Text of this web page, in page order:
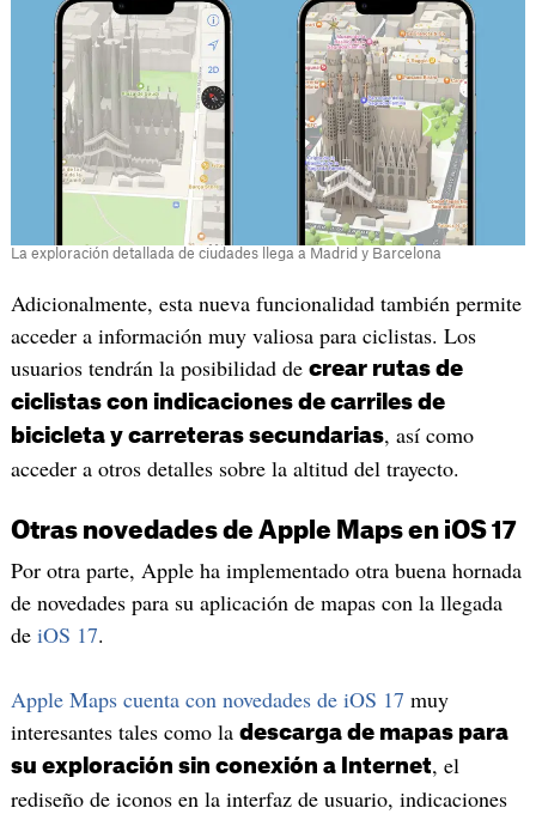
La exploración detallada de ciudades llega a Madrid y Barcelona
Adicionalmente, esta nueva funcionalidad también permite
acceder a información muy valiosa para ciclistas. Los
usuarios tendrán la posibilidad de crear rutas de
ciclistas con indicaciones de carriles de
bicicleta y carreteras secundarias, así como
acceder a otros detalles sobre la altitud del trayecto.
Otras novedades de Apple Maps en iOS 17
Por otra parte, Apple ha implementado otra buena hornada
de novedades para su aplicación de mapas con la llegada
de iOS 17.
Apple Maps cuenta con novedades de iOS 17 muy
interesantes tales como la descarga de mapas para
su exploración sin conexión a Internet, el
rediseño de iconos en la interfaz de usuario, indicaciones